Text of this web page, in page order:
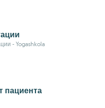
- Yogashkola
пациента